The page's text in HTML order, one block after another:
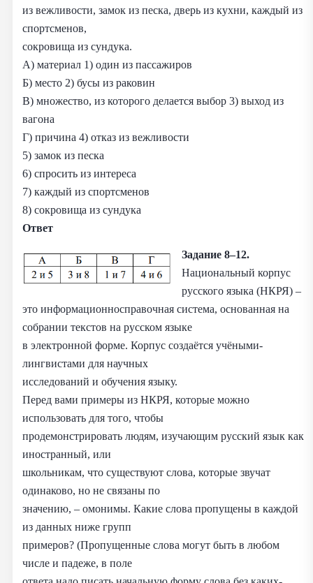
из вежливости, замок из песка, дверь из кухни, каждый из
спортсменов,
сокровища из сундука.
А) материал 1) один из пассажиров
Б) место 2) бусы из раковин
В) множество, из которого делается выбор 3) выход из
вагона
Г) причина 4) отказ из вежливости
5) замок из песка
6) спросить из интереса
7) каждый из спортсменов
8) сокровища из сундука
Ответ
Задание 8–12.
Национальный корпус
русского языка (НКРЯ) –
это информационносправочная система, основанная на
собрании текстов на русском языке
в электронной форме. Корпус создаётся учёными-
лингвистами для научных
исследований и обучения языку.
Перед вами примеры из НКРЯ, которые можно
использовать для того, чтобы
продемонстрировать людям, изучающим русский язык как
иностранный, или
школьникам, что существуют слова, которые звучат
одинаково, но не связаны по
значению, – омонимы. Какие слова пропущены в каждой
из данных ниже групп
примеров? (Пропущенные слова могут быть в любом
числе и падеже, в поле